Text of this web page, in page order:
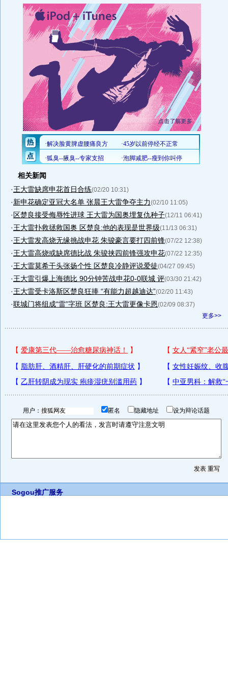
相关新闻
·王大雷缺席申花首日合练(02/20 10:31)
·新申花确定亚冠大名单 张晨王大雷争夺主力(02/10 11:05)
· 区楚良接受侮辱性进球 王大雷为国奥埋复仇种子(12/11 06:41)
·王大雷扑救拯救国奥 区楚良:他的表现是世界级(11/13 06:31)
·王大雷发高烧无缘挑战申花 朱骏豪言要打四前锋(07/22 12:38)
·王大雷高烧或缺席德比战 朱骏挟四前锋强攻申花(07/22 12:35)
·王大雷莫希干头张扬个性 区楚良冷静评说爱徒(04/27 09:45)
·王大雷引爆上海德比 90分钟苦战申花0-0联城 评(03/30 21:42)
·王大雷受卡洛斯区楚良狂捧 “有能力超越迪达”(02/20 11:43)
·联城门将组成“雷”字班 区楚良:王大雷更像卡恩(02/09 08:37)
更多>>
用户： 匿名 隐藏地址 设为辩论话题
Sogou推广服务